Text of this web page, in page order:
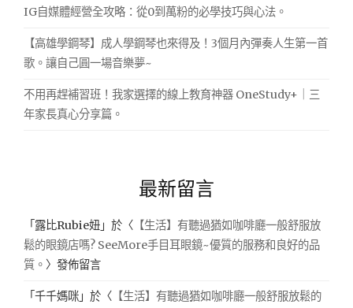
IG自媒體經營全攻略：從0到萬粉的必學技巧與心法。
【高雄學鋼琴】成人學鋼琴也來得及！3個月內彈奏人生第一首
歌。讓自己圓一場音樂夢~
不用再趕補習班！我家選擇的線上教育神器 OneStudy+｜三
年家長真心分享篇。
最新留言
「 露比Rubie妞 」於〈 【生活】有聽過猶如咖啡廳一般舒服放
鬆的眼鏡店嗎? SeeMore手目耳眼鏡~優質的服務和良好的品
質。 〉發佈留言
「千千媽咪 」於〈 【生活】有聽過猶如咖啡廳一般舒服放鬆的